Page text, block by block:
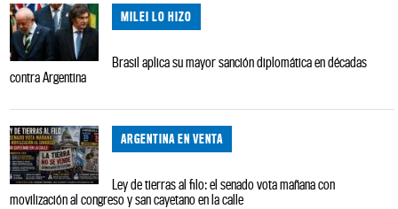
MILEI LO HIZO
Brasil aplica su mayor sanción diplomática en décadas
contra Argentina
ARGENTINA EN VENTA
Ley de tierras al filo: el senado vota mañana con
movilización al congreso y san cayetano en la calle